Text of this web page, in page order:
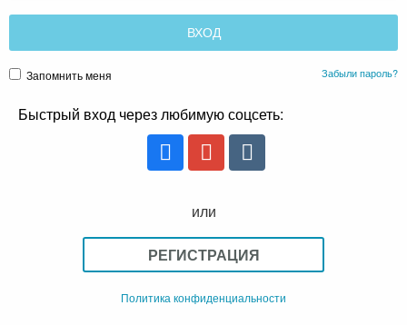
Запомнить меня Забыли пароль?
Быстрый вход через любимую соцсеть:
или
РЕГИСТРАЦИЯ
Политика конфиденциальности